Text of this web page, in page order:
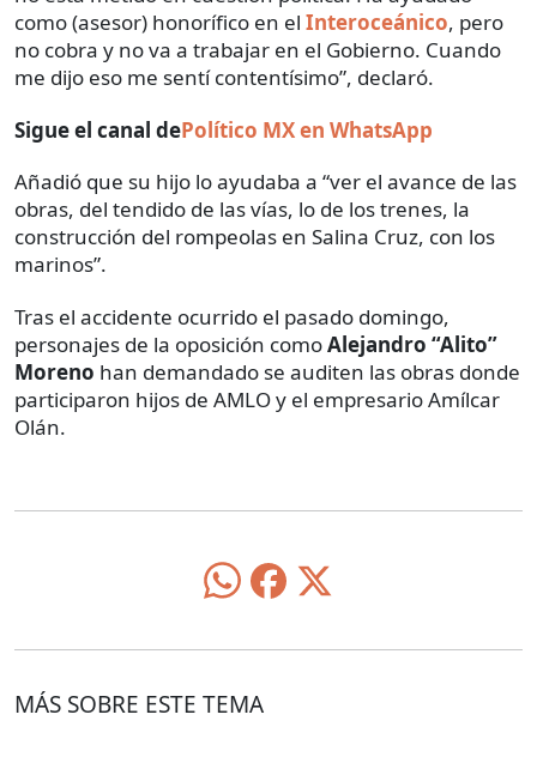
como (asesor) honorífico en el Interoceánico, pero
no cobra y no va a trabajar en el Gobierno. Cuando
me dijo eso me sentí contentísimo”, declaró.
Sigue el canal dePolítico MX en WhatsApp
Añadió que su hijo lo ayudaba a “ver el avance de las
obras, del tendido de las vías, lo de los trenes, la
construcción del rompeolas en Salina Cruz, con los
marinos”.
Tras el accidente ocurrido el pasado domingo,
personajes de la oposición comoAlejandro “Alito”
Moreno han demandado se auditen las obras donde
participaron hijos de AMLO y el empresario Amílcar
Olán.
MÁS SOBRE ESTE TEMA